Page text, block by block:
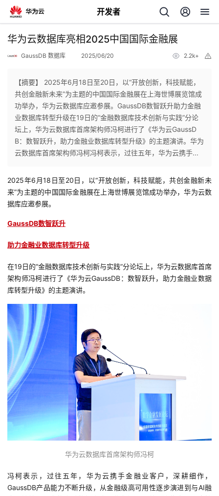
开发者
返
个
人
页
我
开
的
博
客
我
的
论
坛
我
的
圈
子
我
的
直
我
的
动
我
关
我
的
发
我
Programs
的
华为云数据库亮相2025中国国际金融展
GaussDB 数据库 2025/06/20 2.2k+
【摘要】 2025年6月18日至20日，以“开放创新，科技赋能，
共创金融新未来”为主题的中国国际金融展在上海世博展览馆成
功举办，华为云数据库应邀参展。GaussDB数智跃升助力金融
业数据库转型升级在19日的“金融数据库技术创新与实践”分论
坛上，华为云数据库首席架构师冯柯进行了《华为云GaussD
B：数智跃升，助力金融业数据库转型升级》的主题演讲。华为
云数据库首席架构师冯柯冯柯表示，过往五年，华为云携手...
2025年6月18日至20日，以“开放创新，科技赋能，共创金融新未
来”为主题的中国国际金融展在上海世博展览馆成功举办，华为云数
据库应邀参展。
GaussDB数智跃升
助力金融业数据库转型升级
在19日的“金融数据库技术创新与实践”分论坛上，华为云数据库首席
架构师冯柯进行了《华为云GaussDB：数智跃升，助力金融业数据
库转型升级》的主题演讲。
华为云数据库首席架构师冯柯
冯柯表示，过往五年，华为云携手金融业客户，深耕细作，
GaussDB产品能力不断升级，从金融级高可用性逐步演进到与AI融